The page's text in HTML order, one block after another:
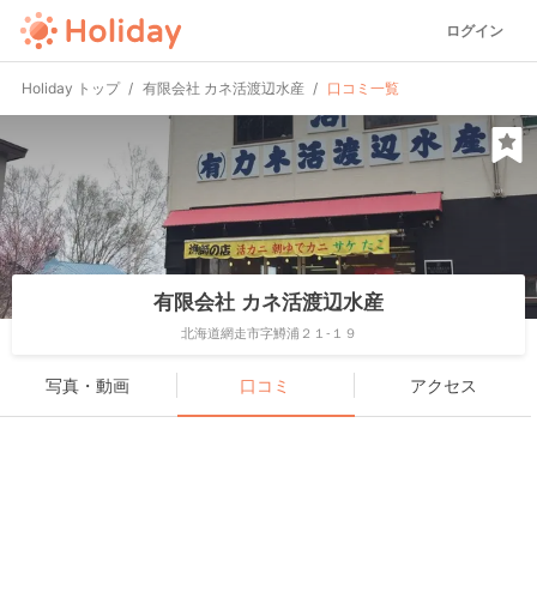
ログイン
Holiday トップ 有限会社 カネ活渡辺水産 口コミ一覧
有限会社 カネ活渡辺水産
北海道網走市字鱒浦２１-１９
写真・動画 口コミ アクセス